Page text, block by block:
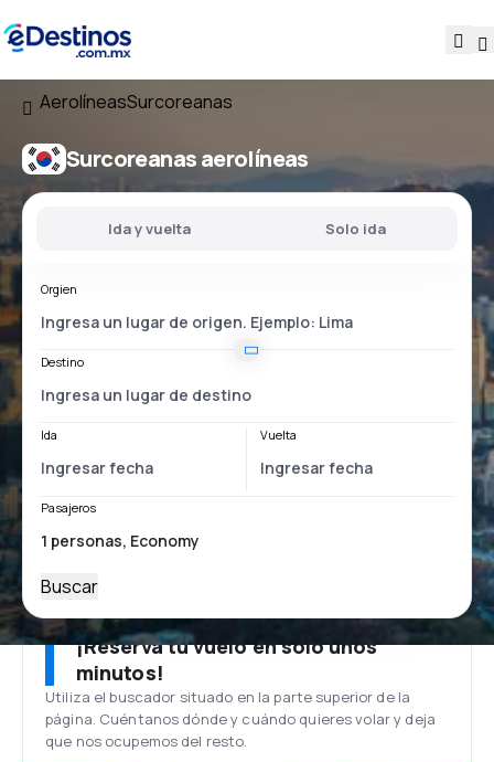
AerolíneasSurcoreanas
Surcoreanas aerolíneas
Ida y vuelta Solo ida
Orgien
Destino
Ida Vuelta
Pasajeros
Buscar
¡Reserva tu vuelo en solo unos
minutos!
Utiliza el buscador situado en la parte superior de la
página. Cuéntanos dónde y cuándo quieres volar y deja
que nos ocupemos del resto.